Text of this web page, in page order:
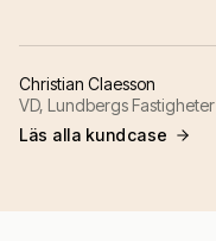
Christian Claesson
VD, Lundbergs Fastigheter
Läs alla kundcase